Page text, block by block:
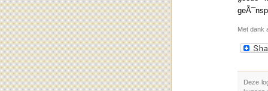
Met dank
Deze